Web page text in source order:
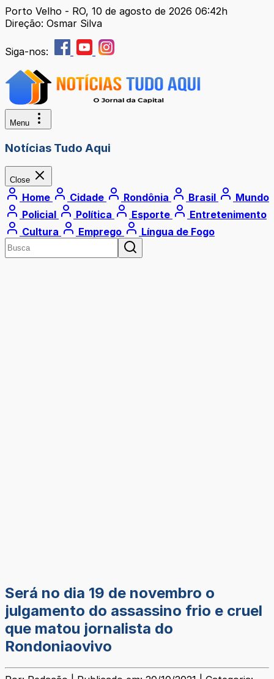
Porto Velho - RO, 10 de agosto de 2026 06:42h
Direção: Osmar Silva
Siga-nos:
Menu
Notícias Tudo Aqui
Close
Home Cidade Rondônia Brasil
Mundo
Policial
Política Esporte
Entretenimento
Cultura
Emprego Língua de Fogo
Será no dia 19 de novembro o
julgamento do assassino frio e cruel
que matou jornalista do
Rondoniaovivo